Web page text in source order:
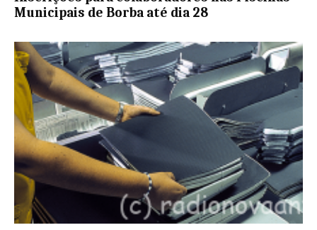
Municipais de Borba até dia 28